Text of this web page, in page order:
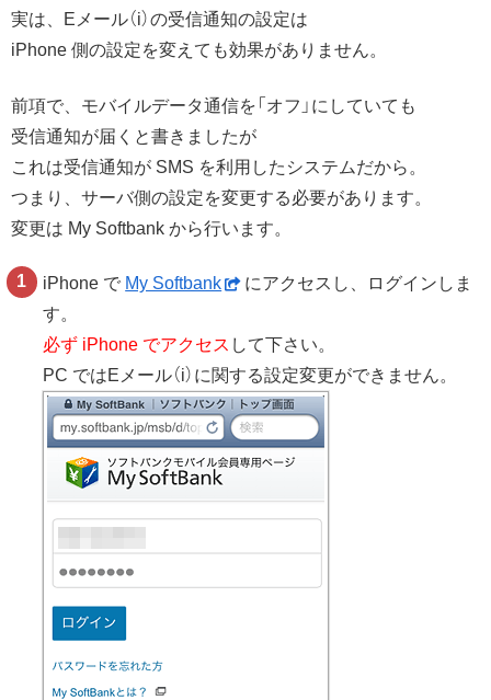
実は、Eメール（i）の受信通知の設定は
iPhone 側の設定を変えても効果がありません。
前項で、モバイルデータ通信を「オフ」にしていても
受信通知が届くと書きましたが
これは受信通知が SMS を利用したシステムだから。
つまり、サーバ側の設定を変更する必要があります。
変更は My Softbank から行います。
iPhone で My Softbank
にアクセスし、ログインしま
す。
必ず iPhone でアクセス して下さい。
PC ではEメール（i）に関する設定変更ができません。